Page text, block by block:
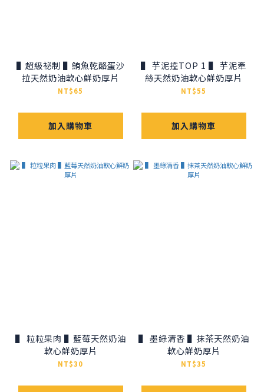
▌超級祕制 ▌鮪魚乾酪蛋沙
拉天然奶油軟心鮮奶厚片
NT$65
加入購物車
▌ 芋泥控TOP 1 ▌ 芋泥牽
絲天然奶油軟心鮮奶厚片
NT$55
加入購物車
▌ 粒粒果肉 ▌藍莓天然奶油
軟心鮮奶厚片
NT$30
▌ 墨綠清香 ▌抹茶天然奶油
軟心鮮奶厚片
NT$35